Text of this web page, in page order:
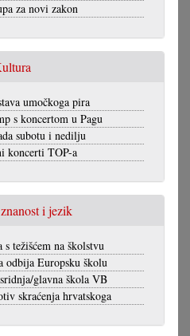
za novi zakon
umočkoga pira
s koncertom u Pagu
subotu i nedilju
koncerti TOP-a
i jezik
težišćem na školstvu
odbija Europsku školu
glavna škola VB
skraćenja hrvatskoga